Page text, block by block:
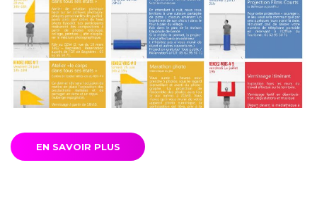
EN SAVOIR PLUS